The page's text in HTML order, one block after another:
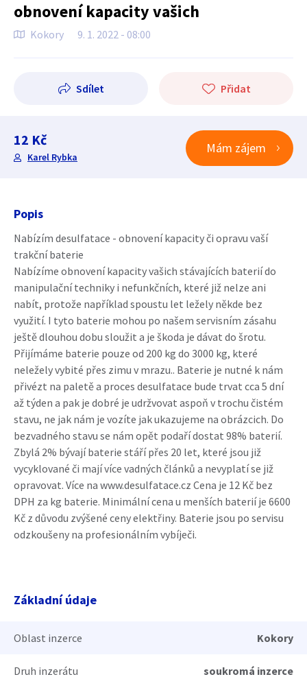
obnovení kapacity vašich
Kokory 9. 1. 2022 - 08:00
Sdílet Přidat
12 Kč
Karel Rybka
Mám zájem
Popis
Nabízím desulfatace - obnovení kapacity či opravu vaší
trakční baterie
Nabízíme obnovení kapacity vašich stávajících baterií do
manipulační techniky i nefunkčních, které již nelze ani
nabít, protože například spoustu let ležely někde bez
využití. I tyto baterie mohou po našem servisním zásahu
ještě dlouhou dobu sloužit a je škoda je dávat do šrotu.
Přijímáme baterie pouze od 200 kg do 3000 kg, které
neležely vybité přes zimu v mrazu.. Baterie je nutné k nám
přivézt na paletě a proces desulfatace bude trvat cca 5 dní
až týden a pak je dobré je udržvovat aspoň v trochu čistém
stavu, ne jak nám je vozíte jak ukazujeme na obrázcich. Do
bezvadného stavu se nám opět podaří dostat 98% baterií.
Zbylá 2% bývají baterie stáří přes 20 let, které jsou již
vycyklované či mají více vadných článků a nevyplatí se již
opravovat. Více na www.desulfatace.cz Cena je 12 Kč bez
DPH za kg baterie. Minimální cena u menších baterií je 6600
Kč z důvodu zvýšené ceny elektřiny. Baterie jsou po servisu
odzkoušeny na profesionálním vybíječi.
Základní údaje
Oblast inzerce Kokory
Druh inzerátu soukromá inzerce